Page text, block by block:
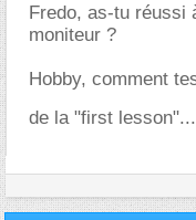
Fredo, as-tu réussi
moniteur ?
Hobby, comment
de la "first lesson"...